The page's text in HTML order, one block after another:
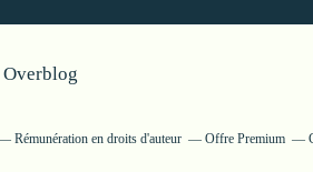
Overblog
Rémunération en droits d'auteur Offre Premium